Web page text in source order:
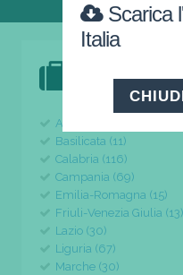
Abruzzo (24)
Basilicata (11)
Calabria (116)
Campania (69)
Emilia-Romagna (15)
Friuli-Venezia Giulia (13)
Lazio (30)
Liguria (67)
Marche (30)
Scarica
Italia